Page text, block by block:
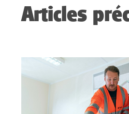
Articles